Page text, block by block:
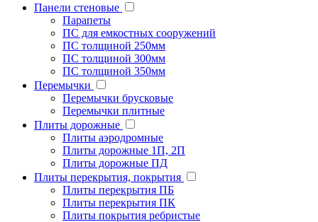
Панели стеновые
Парапеты
ПС для емкостных сооружений
ПС толщиной 250мм
ПС толщиной 300мм
ПС толщиной 350мм
Перемычки
Перемычки брусковые
Перемычки плитные
Плиты дорожные
Плиты аэродромные
Плиты дорожные 1П, 2П
Плиты дорожные ПД
Плиты перекрытия, покрытия
Плиты перекрытия ПБ
Плиты перекрытия ПК
Плиты покрытия ребристые